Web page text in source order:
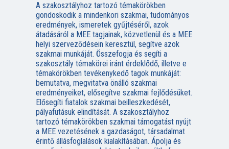
A szakosztályhoz tartozó témakörökben
gondoskodik a mindenkori szakmai, tudományos
eredmények, ismeretek gyűjtéséről, azok
átadásáról a MEE tagjainak, közvetlenül és a MEE
helyi szerveződésein keresztül, segítve azok
szakmai munkáját. Összefogja és segíti a
szakosztály témakörei iránt érdeklődő, illetve e
témakörökben tevékenykedő tagok munkáját:
bemutatva, megvitatva önálló szakmai
eredményeiket, elősegítve szakmai fejlődésüket.
Elősegíti fiatalok szakmai beilleszkedését,
pályafutásuk elindítását. A szakosztályhoz
tartozó témakörökben szakmai támogatást nyújt
a MEE vezetésének a gazdaságot, társadalmat
érintő állásfoglalások kialakításában. Ápolja és